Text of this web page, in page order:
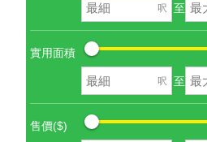
呎 至
實用面積
呎 至
售價($)